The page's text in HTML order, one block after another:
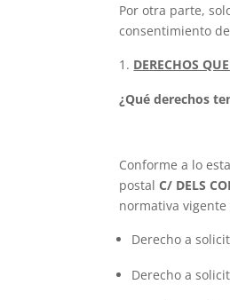
Por otra parte,
consentimiento
DERECHOS
¿Qué derechos
Conforme a lo
postalC/ DELS
normativa vigente
Derecho a
Derecho a